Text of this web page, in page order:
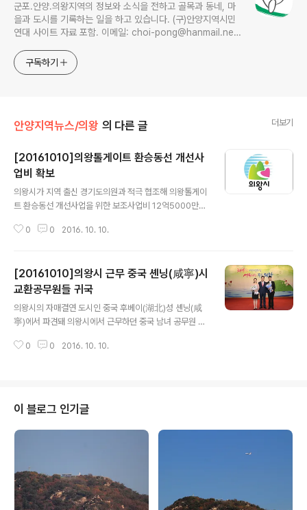
군포.안양.의왕지역의 정보와 소식을 전하고 골목과 동네, 마
을과 도시를 기록하는 일을 하고 있습니다. (구)안양지역시민
연대 사이트 자료 포함. 이메일: choi-pong@hanmail.net
구독하기
안양지역뉴스/의왕 의 다른 글 더보기
[20161010]의왕톨게이트 환승동선 개선사
업비 확보
의왕시가 지역 출신 경기도의원과 적극 협조해 의왕톨게이
트 환승동선 개선사업을 위한 보조사업비 12억5000만원
하행선 광역버스를 이용하는 시민의 환승동선을 개선해 이
트 광역버스 승강장은 하루 8300여명이 이용하는 시설이
지만 환승을 하려면 620m 이상의 거리를 이동해야 하는
불편으로 그동안 민원이 지속적으로 제기됐었다. 김상돈
도의원은 경기도와의 지속적인 협의로 당초 사업비 8억원
을 확보한 데 이어 경기도 경관심의위에 엘리베이터와 캐
노피 설치를 요청, 늘어난 사업비 4억5000만원을 추가로
0 0 2016. 10. 10.
[20161010]의왕시 근무 중국 셴닝(咸寧)시
교환공무원들 귀국
의왕시의 자매결연 도시인 중국 후베이(湖北)성 셴닝(咸
寧)에서 파견돼 의왕시에서 근무하던 중국 남녀 공무원 두
다. 비에화중(別華中, 남‧33) 셴닝인민정부 종합과장과
를 익혔다. 이 기간 동안 지역 주요시설물 견학, 생활문화
체험, 축제 및 주요행사 참가 등의 기회를 가졌다. 또, 중국
어 강좌를 개설, 시청 직원들 사이에 중국어 학습열풍을 일
왕시 체육회의 셴닝 방문, 5월..
0 0 2016. 10. 10.
이 블로그 인기글